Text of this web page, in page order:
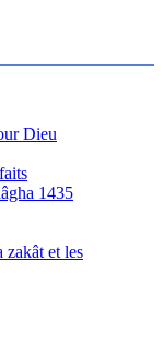
Dieu
1435
zakât et les